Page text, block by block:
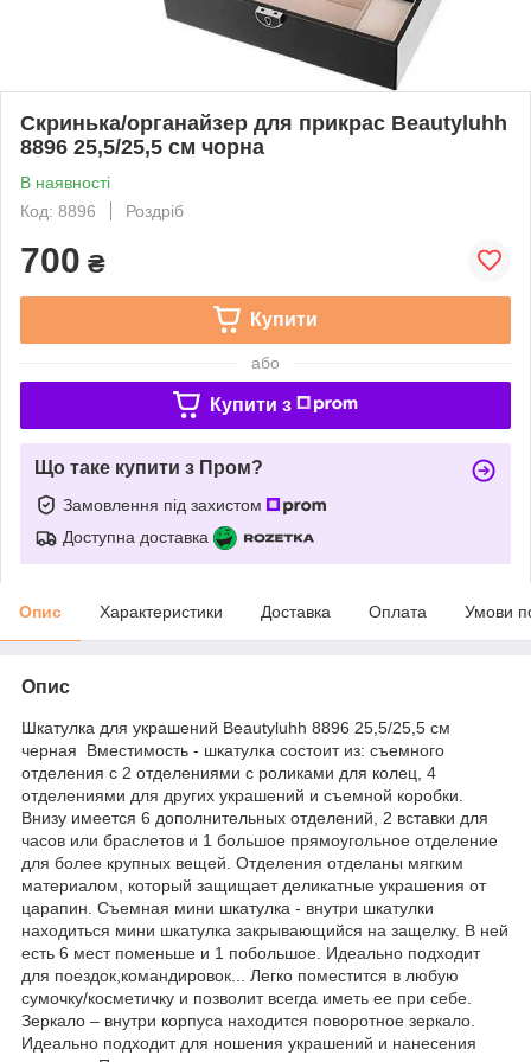
Скринька/органайзер для прикрас Beautyluhh
8896 25,5/25,5 см чорна
В наявності
Код: 8896
Роздріб
700 ₴
Купити
або
Купити з
Що таке купити з Пром?
Замовлення під захистом
Доступна доставка
Опис Характеристики Доставка Оплата Умови
Опис
Шкатулка для украшений Beautyluhh 8896 25,5/25,5 см
черная Вместимость - шкатулка состоит из: съемного
отделения с 2 отделениями с роликами для колец, 4
отделениями для других украшений и съемной коробки.
Внизу имеется 6 дополнительных отделений, 2 вставки для
часов или браслетов и 1 большое прямоугольное отделение
для более крупных вещей. Отделения отделаны мягким
материалом, который защищает деликатные украшения от
царапин. Съемная мини шкатулка - внутри шкатулки
находиться мини шкатулка закрывающийся на защелку. В ней
есть 6 мест поменьше и 1 побольшое. Идеально подходит
для поездок,командировок... Легко поместится в любую
сумочку/косметичку и позволит всегда иметь ее при себе.
Зеркало – внутри корпуса находится поворотное зеркало.
Идеально подходит для ношения украшений и нанесения